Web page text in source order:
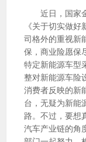
近日，国家金
《关于切实做
司格外的重视新
保，商业险愿保
特定新能源车型
整对新能源车险
消费者反映的新
台，无疑为新能
路。不过，要想
汽车产业链的角